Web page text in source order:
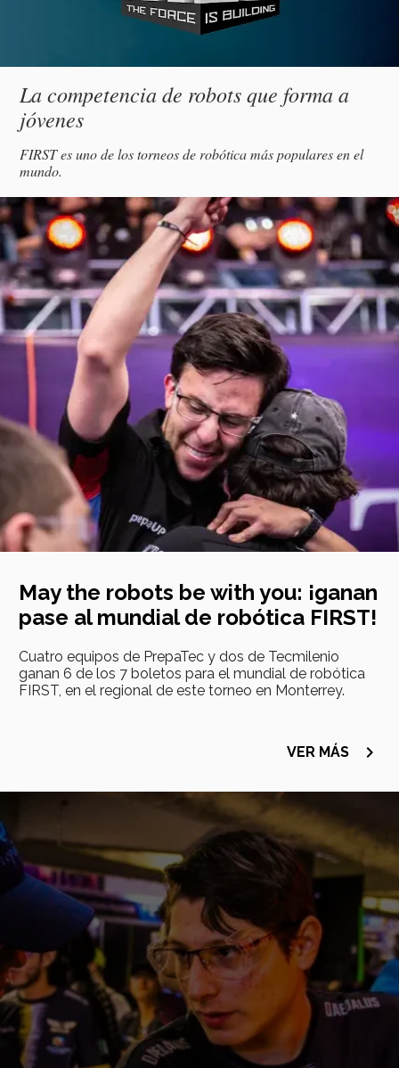
Subtítulo
La competencia de robots que forma a
jóvenes
Descripción
FIRST es uno de los torneos de robótica más populares en el
mundo.
May the robots be with you: ¡ganan
pase al mundial de robótica FIRST!
Cuatro equipos de PrepaTec y dos de Tecmilenio
ganan 6 de los 7 boletos para el mundial de robótica
FIRST, en el regional de este torneo en Monterrey.
VER MÁS navigate_next
principal